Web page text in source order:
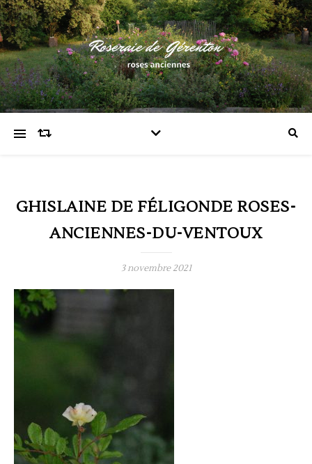
GHISLAINE DE FÉLIGONDE ROSES-
ANCIENNES-DU-VENTOUX
3 novembre 2021